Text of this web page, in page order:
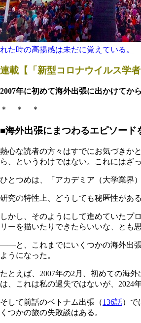
れた時の高揚感は未だに覚えている。
連載【「新型コロナウイルス学
2007年に初めて海外出張に出かけてか
＊ ＊ ＊
■海外出張にまつわるエピソード
熱心な読者の方々はすでにお気づきか
ら、というわけではない。これにはざ
ひとつめは、「アカデミア（大学業界
研究の特性上、どうしても秘匿性があ
しかし、そのようにして進めていたプ
リーを描いたりできたらいいな、とも
――と、これまでにいくつかの海外出張
ようになった。
たとえば、2007年の2月、初めての海
は、これは私の過失ではないが、2024
そして前話のベトナム出張（136話）で
くつかの旅の失敗談はある。